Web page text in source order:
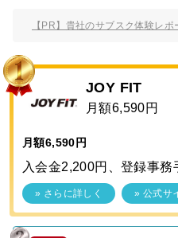
【PR】貴社のサブスク体験レポ
JOY FIT
月額6,590円
月額6,590円
入会金2,200円、登録事務
» さらに詳しく » 公式サ